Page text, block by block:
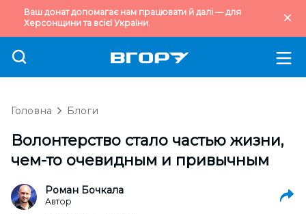
Ваш донат допомагає нам працювати й далі — для
Херсонщини та всієї України.
Головна Блоги
Волонтерство стало частью жизни,
чем-то очевидным и привычным
Роман Бочкала
Автор